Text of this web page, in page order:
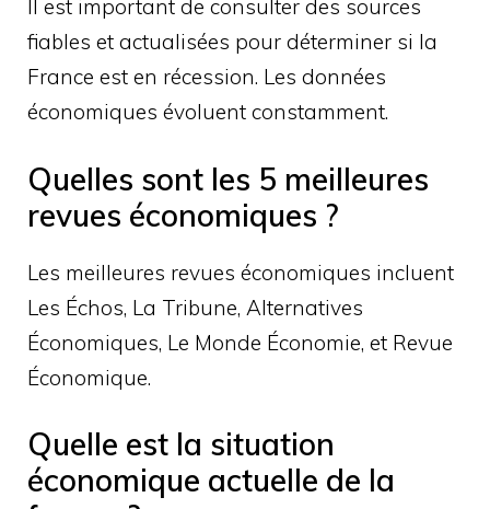
Il est important de consulter des sources
fiables et actualisées pour déterminer si la
France est en récession. Les données
économiques évoluent constamment.
Quelles sont les 5 meilleures
revues économiques ?
Les meilleures revues économiques incluent
Les Échos, La Tribune, Alternatives
Économiques, Le Monde Économie, et Revue
Économique.
Quelle est la situation
économique actuelle de la